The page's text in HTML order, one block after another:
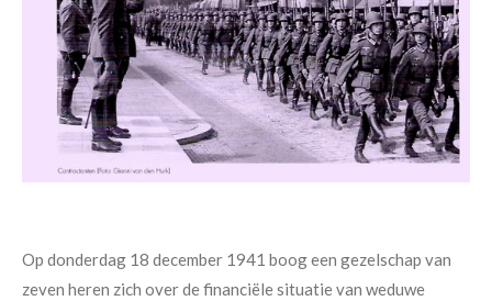
Op donderdag 18 december 1941 boog een gezelschap van
zeven heren zich over de financiële situatie van weduwe